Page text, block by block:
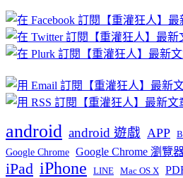
章
分
類
android android 遊戲 APP
Google Chrome Google Chrome 瀏覽
iPad iPhone LINE Mac OS X